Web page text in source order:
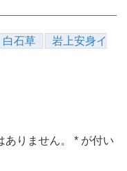
白石草
岩上安身イ
りません。 * が付い